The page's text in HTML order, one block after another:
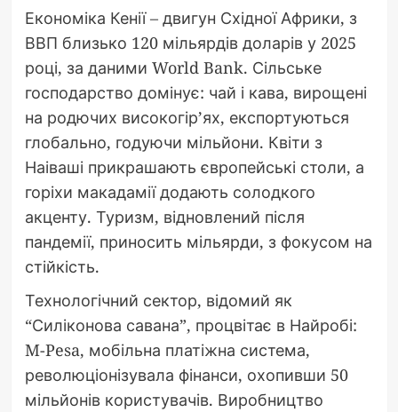
Економіка Кенії – двигун Східної Африки, з
ВВП близько 120 мільярдів доларів у 2025
році, за даними World Bank. Сільське
господарство домінує: чай і кава, вирощені
на родючих високогір’ях, експортуються
глобально, годуючи мільйони. Квіти з
Наіваші прикрашають європейські столи, а
горіхи макадамії додають солодкого
акценту. Туризм, відновлений після
пандемії, приносить мільярди, з фокусом на
стійкість.
Технологічний сектор, відомий як
“Силіконова савана”, процвітає в Найробі:
M-Pesa, мобільна платіжна система,
революціонізувала фінанси, охопивши 50
мільйонів користувачів. Виробництво